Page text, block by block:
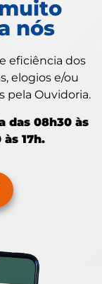
nós
eficiência dos
elogios e/ou
pela Ouvidoria.
das 08h30 às
17h.